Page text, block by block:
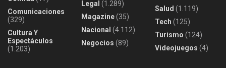
Comunicaciones
(329)
Cultura Y
Espectáculos
(1.203)
Legal (1.289)
Magazine(35)
Nacional (4.112)
Negocios (89)
Salud (1.119)
Tech (125)
Turismo (124)
Videojuegos (4)